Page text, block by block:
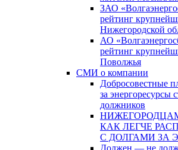
ЗАО
рейтинг
Нижегородской
АО
рейтинг
Поволжья
СМИ о компании
Добросовестные
за энергоресурсы
должников
КАК ЛЕГЧЕ
С ДОЛГАМИ ЗА